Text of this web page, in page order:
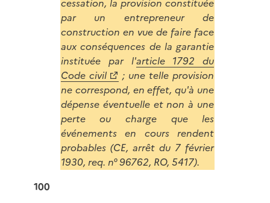
cessation, la provision constituée
par un entrepreneur de
construction en vue de faire face
aux conséquences de la garantie
instituée par l'article 1792 du
Code civil
; une telle provision
ne correspond, en effet, qu'à une
dépense éventuelle et non à une
perte ou charge que les
événements en cours rendent
probables (CE, arrêt du 7 février
1930, req. n° 96762, RO, 5417).
100